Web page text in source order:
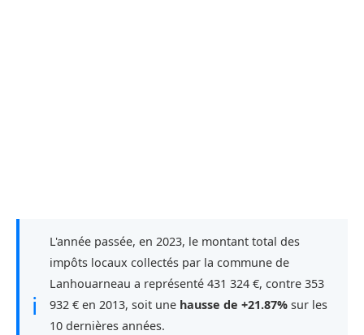
ℹ
L'année passée, en 2023, le montant total des
impôts locaux collectés par la commune de
Lanhouarneau a représenté 431 324 €, contre 353
932 € en 2013, soit une hausse de +21.87% sur les
10 dernières années.